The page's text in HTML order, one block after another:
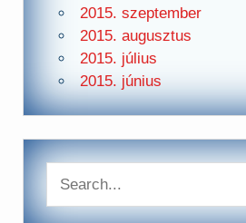
2015. szeptember
2015. augusztus
2015. július
2015. június